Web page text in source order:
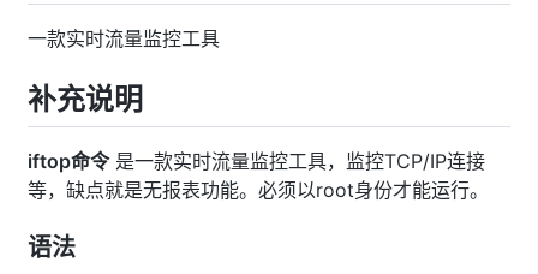
一款实时流量监控工具
补充说明
iftop命令是一款实时流量监控工具，监控TCP/IP连接
等，缺点就是无报表功能。必须以root身份才能运行。
语法